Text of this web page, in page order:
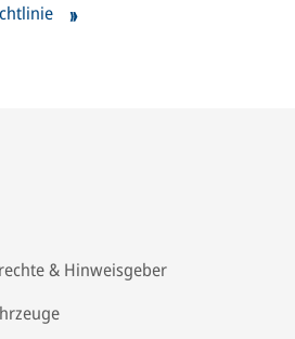
& Hinweisgeber